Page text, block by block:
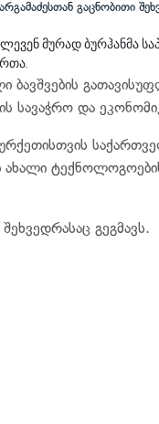
მურად ბურჰანმა
სავაჭრო და
ახალი
გეგმავს.